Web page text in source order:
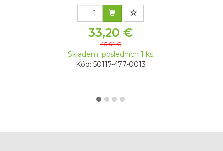
33,20 €
45,01 €
Skladem: posledních 1 ks
Kód: 50117-477-0013